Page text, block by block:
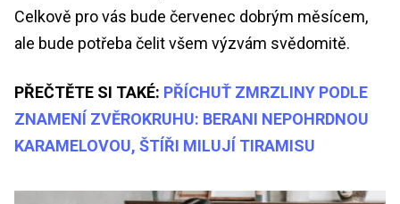
Celkově pro vás bude červenec dobrým měsícem,
ale bude potřeba čelit všem výzvám svědomitě.
PŘEČTĚTE SI TAKÉ: PŘÍCHUŤ ZMRZLINY PODLE
ZNAMENÍ ZVĚROKRUHU: BERANI NEPOHRDNOU
KARAMELOVOU, ŠTÍŘI MILUJÍ TIRAMISU